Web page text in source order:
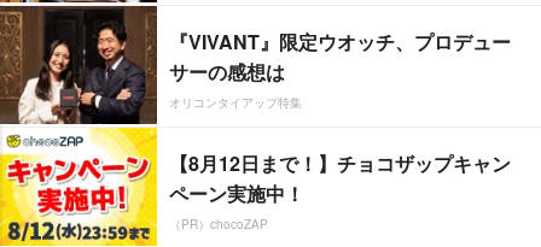
『VIVANT』限定ウオッチ、プロデュー
サーの感想は
オリコンタイアップ特集
【8月12日まで！】チョコザップキャン
ペーン実施中！
（PR）chocoZAP